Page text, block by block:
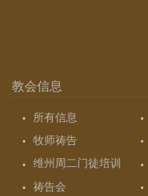
教会信息
所有信息
牧师祷告
维州周二门徒培训
祷告会